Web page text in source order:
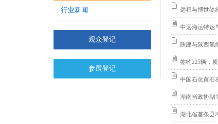
行业新闻
观众登记
参展登记
远程与博世签
中远海运特运
陕建与陕西氢
签约225辆，
中国石化黄石
湖南省政协副
湖北省首条县